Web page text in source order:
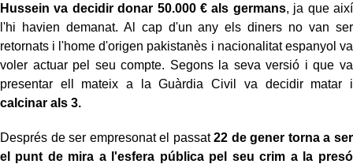
Hussein va decidir donar 50.000 € als germans, ja que així
l'hi havien demanat. Al cap d'un any els diners no van ser
retornats i l'home d'origen pakistanès i nacionalitat espanyol va
voler actuar pel seu compte. Segons la seva versió i que va
presentar ell mateix a la Guàrdia Civil va decidir matar i
calcinar als 3.
Després de ser empresonat el passat22 de gener torna a ser
el punt de mira a l'esfera pública pel seu crim a la presó